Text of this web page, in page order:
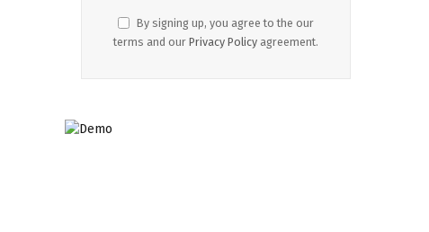
By signing up, you agree to the our
terms and our Privacy Policy agreement.